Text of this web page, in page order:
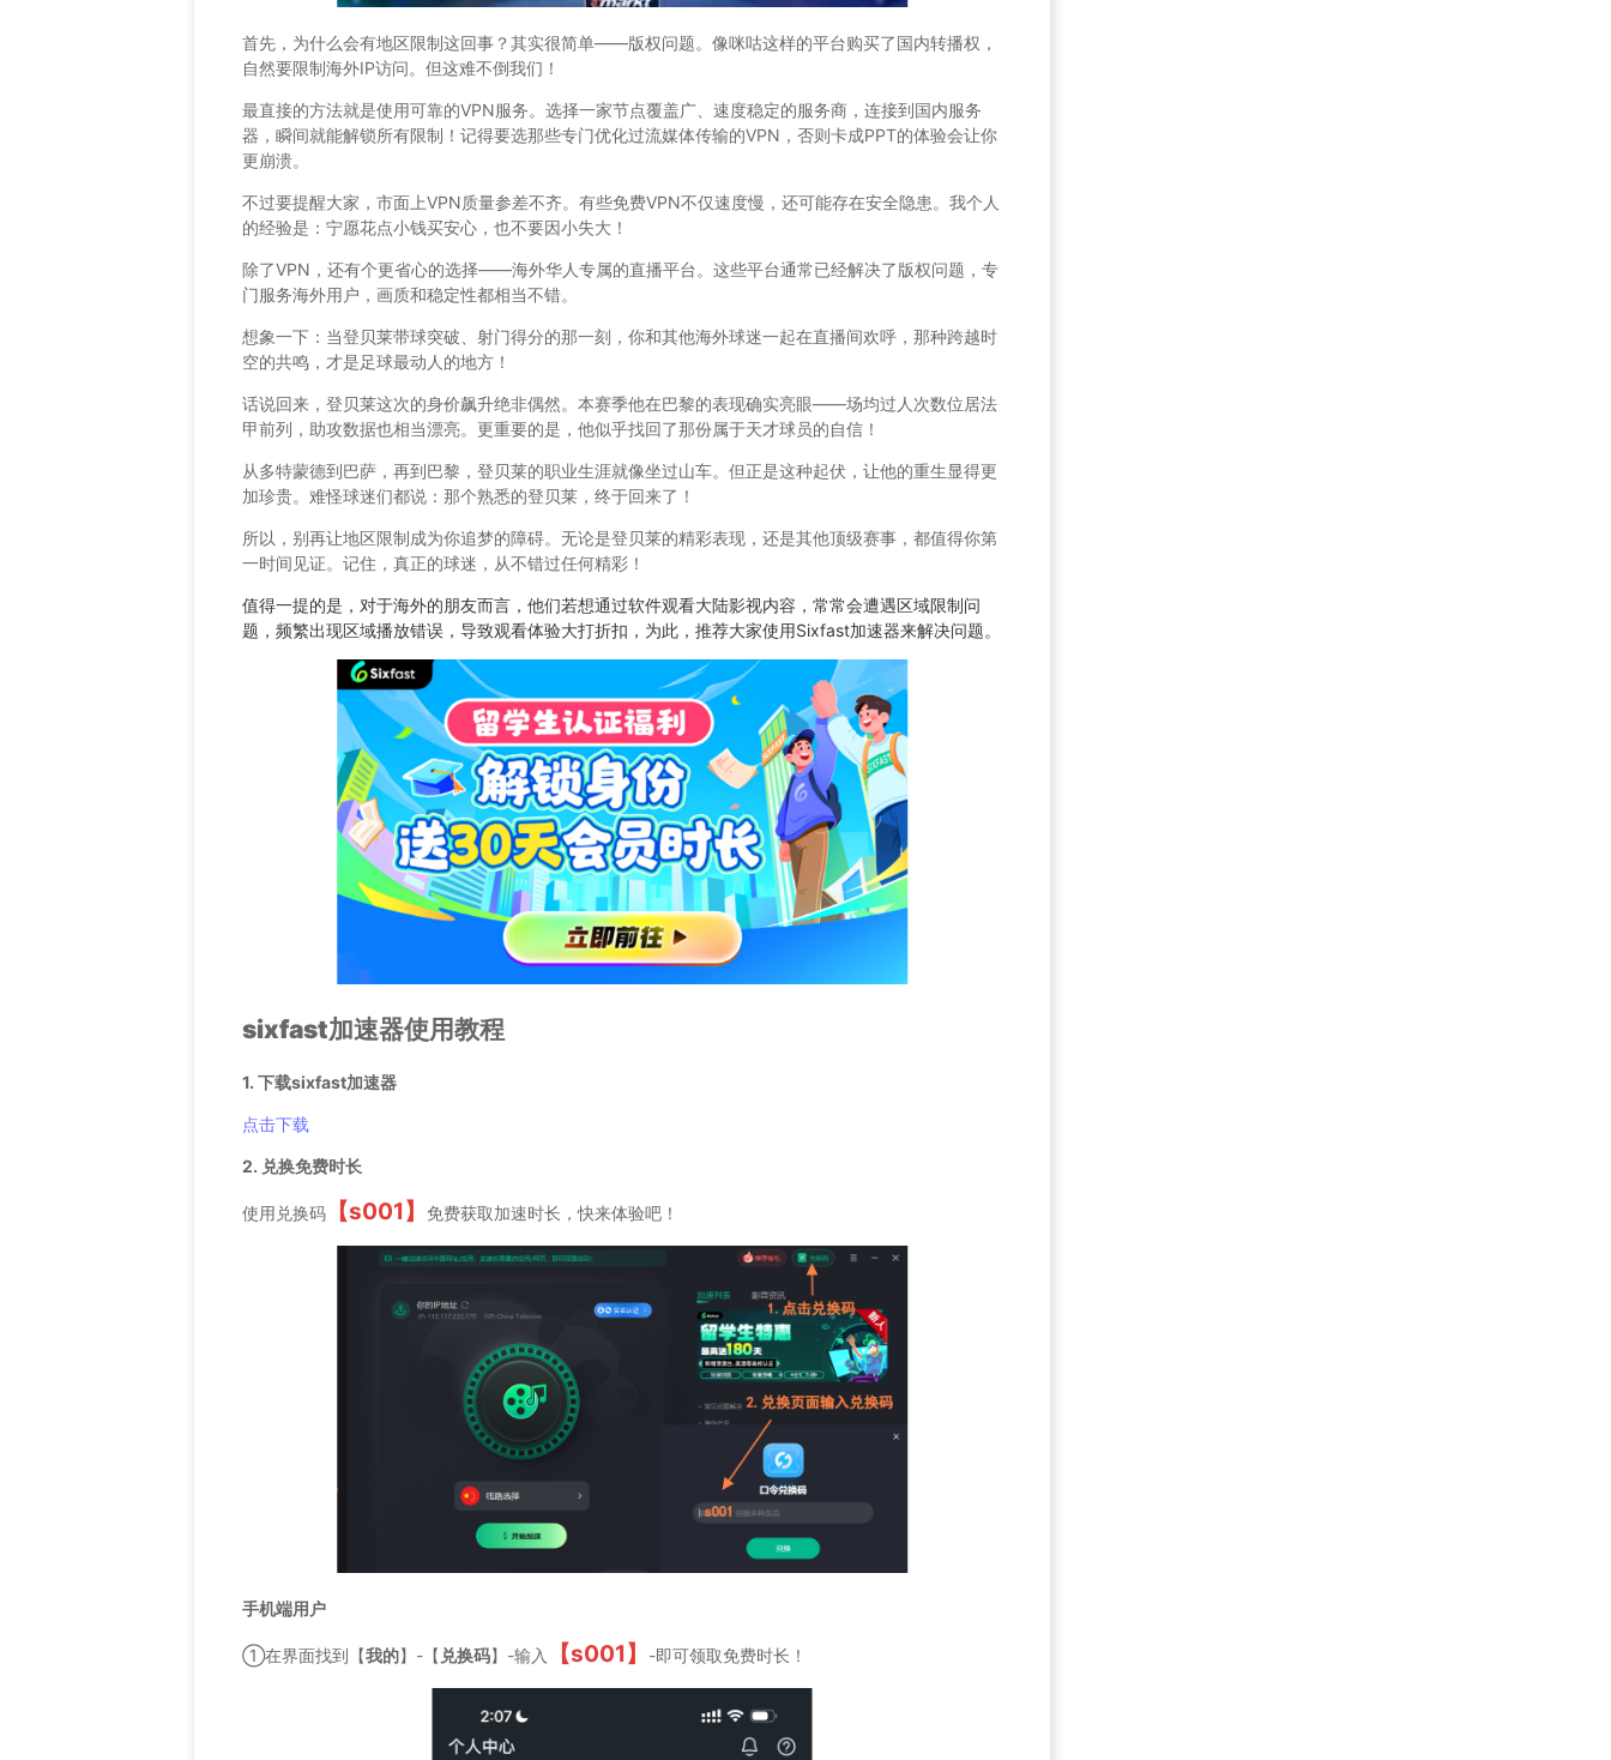
首先，为什么会有地区限制这回事？其实很简单——版权问题。像咪咕这样的平台购买了国内转播权，
自然要限制海外IP访问。但这难不倒我们！
最直接的方法就是使用可靠的VPN服务。选择一家节点覆盖广、速度稳定的服务商，连接到国内服务
器，瞬间就能解锁所有限制！记得要选那些专门优化过流媒体传输的VPN，否则卡成PPT的体验会让你
更崩溃。
不过要提醒大家，市面上VPN质量参差不齐。有些免费VPN不仅速度慢，还可能存在安全隐患。我个人
的经验是：宁愿花点小钱买安心，也不要因小失大！
除了VPN，还有个更省心的选择——海外华人专属的直播平台。这些平台通常已经解决了版权问题，专
门服务海外用户，画质和稳定性都相当不错。
想象一下：当登贝莱带球突破、射门得分的那一刻，你和其他海外球迷一起在直播间欢呼，那种跨越时
空的共鸣，才是足球最动人的地方！
话说回来，登贝莱这次的身价飙升绝非偶然。本赛季他在巴黎的表现确实亮眼——场均过人次数位居法
甲前列，助攻数据也相当漂亮。更重要的是，他似乎找回了那份属于天才球员的自信！
从多特蒙德到巴萨，再到巴黎，登贝莱的职业生涯就像坐过山车。但正是这种起伏，让他的重生显得更
加珍贵。难怪球迷们都说：那个熟悉的登贝莱，终于回来了！
所以，别再让地区限制成为你追梦的障碍。无论是登贝莱的精彩表现，还是其他顶级赛事，都值得你第
一时间见证。记住，真正的球迷，从不错过任何精彩！
值得一提的是，对于海外的朋友而言，他们若想通过软件观看大陆影视内容，常常会遭遇区域限制问
题，频繁出现区域播放错误，导致观看体验大打折扣，为此，推荐大家使用Sixfast加速器来解决问题。
sixfast加速器使用教程
1. 下载sixfast加速器
点击下载
2. 兑换免费时长
使用兑换码 【s001】 免费获取加速时长，快来体验吧！
手机端用户
①在界面找到【我的】-【 兑换码】-输入 【s001】 -即可领取免费时长！